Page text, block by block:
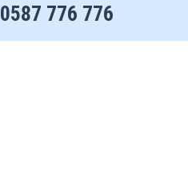
0587 776 776